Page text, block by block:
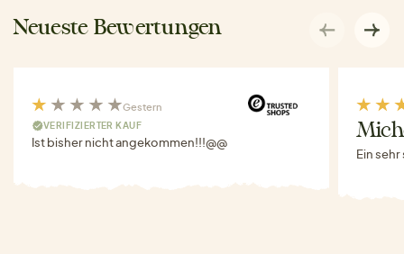
Neueste Bewertungen
Gestern
VERIFIZIERTER KAUF
Ist bisher nicht angekommen!!!@@
Ein